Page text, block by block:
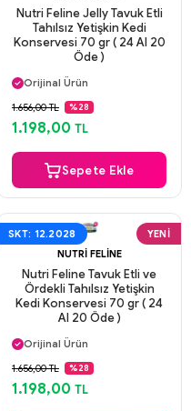
Nutri Feline Jelly Tavuk Etli
Tahılsız Yetişkin Kedi
Konservesi 70 gr ( 24 Al 20
Öde )
Aynı Gün Kargo
Orijinal Ürün
Güvenli Ödeme
Aynı Gün Kargo
1.656,00 TL %28
1.198,00 TL
Sepete Ekle
SKT: 12.2028
YENI
NUTRI FELINE
Nutri Feline Tavuk Etli ve
Ördekli Tahılsız Yetişkin
Kedi Konservesi 70 gr ( 24
Al 20 Öde )
Aynı Gün Kargo
Orijinal Ürün
Güvenli Ödeme
Aynı Gün Kargo
1.656,00 TL %28
1.198,00 TL